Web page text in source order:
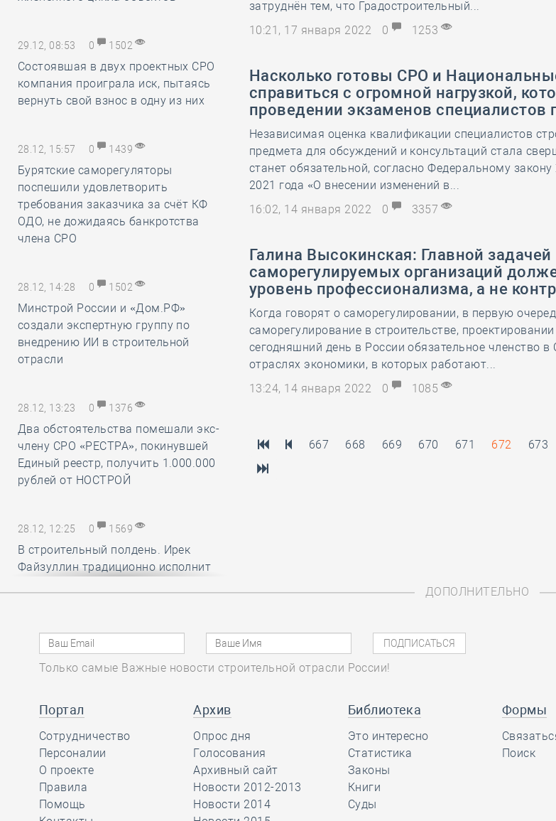
29.12, 08:53 0 1502
Состоявшая в двух проектных СРО
компания проиграла иск, пытаясь
вернуть свой взнос в одну из них
28.12, 15:57 0 1439
Бурятские саморегуляторы
поспешили удовлетворить
требования заказчика за счёт КФ
ОДО, не дожидаясь банкротства
члена СРО
28.12, 14:28 0 1502
Минстрой России и «Дом.РФ»
создали экспертную группу по
внедрению ИИ в строительной
отрасли
28.12, 13:23 0 1376
Два обстоятельства помешали экс-
члену СРО «РЕСТРА», покинувшей
Единый реестр, получить 1.000.000
рублей от НОСТРОЙ
28.12, 12:25 0 1569
В строительный полдень. Ирек
Файзуллин традиционно исполнит
28.12, 11:24 0
Минстрой и Главгосэкпертиза
вопросам применения механизма
компенсации удорожания цен на
строительные ресурсы
28.12, 10:16
СРО АСОНО избежала
затруднён тем, что Градостроительный...
10:21, 17 января 2022
0 1253
Насколько готовы СРО и
справиться с огромной нагрузкой,
проведении экзаменов специалистов
Независимая оценка квалификации специалистов
предмета для обсуждений и консультаций стала
станет обязательной, согласно Федеральному
2021 года «О внесении изменений в...
16:02, 14 января 2022
0 3357
Галина Высокинская: Главной задачей
саморегулируемых организаций
уровень профессионализма, а не
Когда говорят о саморегулировании, в первую
саморегулирование в строительстве,
сегодняшний день в России обязательное членство
отраслях экономики, в которых работают...
13:24, 14 января 2022
0 1085
667 668 669 670 671 672 673
ДОПОЛНИТЕЛЬНО
Только самые Важные новости строительной отрасли России!
Портал
Сотрудничество
Персоналии
О проекте
Правила
Помощь
Архив
Опрос дня
Голосования
Архивный сайт
Новости 2012-2013
Новости 2014
Библиотека
Это интересно
Статистика
Законы
Книги
Суды
Формы
Поиск